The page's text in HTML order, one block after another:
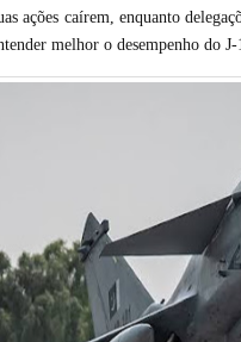
ações caírem, enquanto
melhor o desempenho do J-